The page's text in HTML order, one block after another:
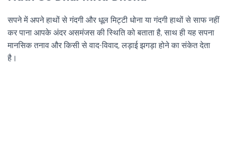
सपने में अपने हाथों से गंदगी और धूल मिट्टी धोना या गंदगी हाथों से साफ नहीं
कर पाना आपके अंदर असमंजस की स्थिति को बताता है, साथ ही यह सपना
मानसिक तनाव और किसी से वाद-विवाद, लड़ाई झगड़ा होने का संकेत देता
है।